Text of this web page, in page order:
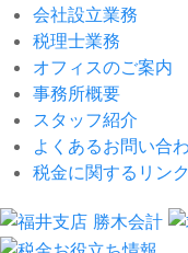
会社設立業務
税理士業務
オフィスのご案内
事務所概要
スタッフ紹介
よくあるお問い合
税金に関するリン